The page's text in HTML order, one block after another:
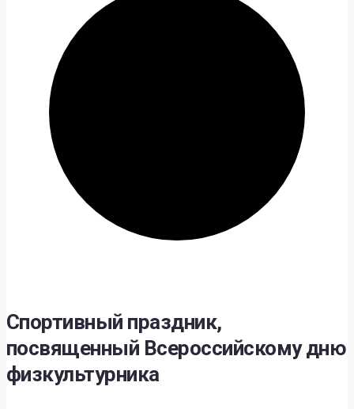
Спортивный праздник,
посвященный Всероссийскому дню
физкультурника